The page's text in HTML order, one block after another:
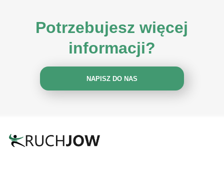
Potrzebujesz więcej
informacji?
NAPISZ DO NAS